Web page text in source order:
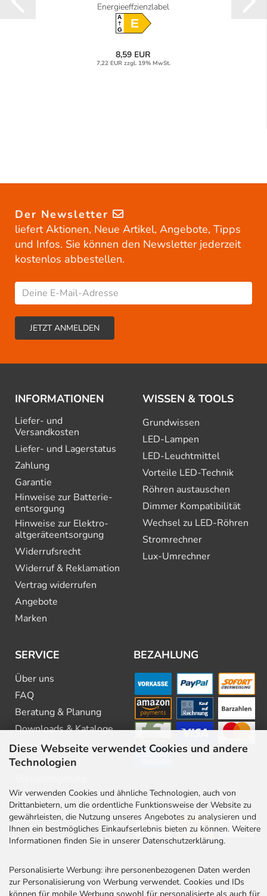
Diese Webseite verwendet Cookies und andere
Technologien
Wir verwenden Cookies und ähnliche Technologien, auch von
Drittanbietern, um die ordentliche Funktionsweise der Website zu
gewährleisten, die Nutzung unseres Angebotes zu analysieren und
Ihnen ein bestmögliches Einkaufserlebnis bieten zu können. Weitere
Informationen finden Sie in unserer Datenschutzerklärung.
Personalisierte Werbung: ihre personenbezogenen Daten werden
zur Personalisierung von Werbung verwendet. Cookies und IDs
können für mobile Werbung sowohl für personalisierte als auch für
Energieeffzienzlabel
A
GE
8,59 EUR
7,22 EUR zzgl. 19% MwSt.
Der Newsletter
liefert Aktionen, Neue Artikel, Angebote, Tipps
und Infos. Sie können den Newsletter jederzeit
kostenlos abbestellen.
INFORMATIONEN
Liefer- und
Versandkosten
Liefer- und Lagerstatus
Zahlung
Garantie
Hinweise zur Batterie­
entsorgung
Hinweise zur Elektro­
altgeräte­entsorgung
Widerrufsrecht
Widerruf & Reklamation
Vertrag widerrufen
Angebote
Marken
WISSEN & TOOLS
Grundwissen
LED-Lampen
LED-Leuchtmittel
Vorteile LED-Technik
Röhren austauschen
Dimmer Kompatibilität
Wechsel zu LED-Röhren
Stromrechner
Lux-Umrechner
SERVICE
Über uns
FAQ
Beratung & Planung
Downloads & Kataloge
Newsletter
Barrierefreiheit
Kontakt
Rabatt Codes
BEZAHLUNG
VERSAND